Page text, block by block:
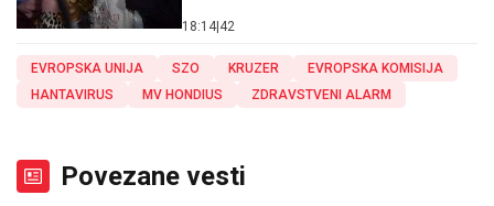
18:14 42
EVROPSKA UNIJA SZO KRUZER
EVROPSKA KOMISIJA
HANTAVIRUS
MV HONDIUS ZDRAVSTVENI ALARM
Povezane vesti